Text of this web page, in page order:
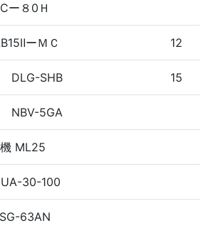
ー８0Ｈ
ーＭＣ 12
DLG-SHB 15
NBV-5GA
ML25
30-100
63AN